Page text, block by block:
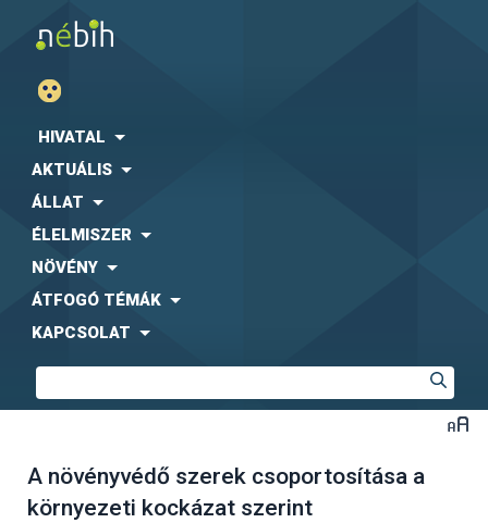
HIVATAL
AKTUÁLIS
ÁLLAT
ÉLELMISZER
NÖVÉNY
ÁTFOGÓ TÉMÁK
KAPCSOLAT
A növényvédő szerek csoportosítása a
környezeti kockázat szerint